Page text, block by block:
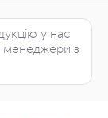
у нас
менеджери з